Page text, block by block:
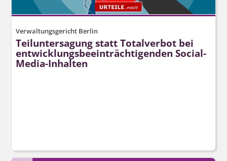
Verwaltungsgericht Berlin
Teiluntersagung statt Totalverbot bei
entwicklungs­beeinträch­tigenden Social-
Media-Inhalten